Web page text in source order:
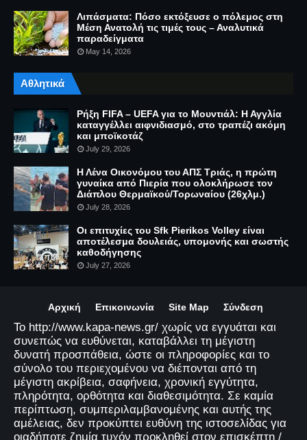
Λιπάσματα: Πόσο εκτόξευσε ο πόλεμος στη
Μέση Ανατολή τις τιμές τους – Αναλυτικά
παραδείγματα
May 14, 2026
Αθλητικά
Ρήξη FIFA – UEFA για το Μουντιάλ: Η Αγγλία
καταγγέλλει αιφνιδιασμό, στο τραπέζι ακόμη
και μποϊκοτάζ
July 29, 2026
Η Λένα Οικονόμου του ΑΠΣ Τριάς, η πρώτη
γυναίκα από Πιερία που ολοκλήρωσε τον
Διάπλου Θερμαϊκού/Τορωναίου (26χλμ.)
July 28, 2026
Οι επιτυχίες του Sfk Pierikos Volley είναι
αποτέλεσμα δουλειάς, υπομονής και σωστής
καθοδήγησης
July 27, 2026
Αρχική Επικοινωνία Site Map Σύνδεση
Το http://www.kapa-news.gr/ χωρίς να εγγυάται και
συνεπώς να ευθύνεται, καταβάλλει τη μέγιστη
δυνατή προσπάθεια, ώστε οι πληροφορίες και το
σύνολο του περιεχομένου να διέπονται από τη
μέγιστη ακρίβεια, σαφήνεια, χρονική εγγύτητα,
πληρότητα, ορθότητα και διαθεσιμότητα. Σε καμία
περίπτωση, συμπεριλαμβανομένης και αυτής της
αμέλειας, δεν προκύπτει ευθύνη της ιστοσελίδας για
οιαδήποτε ζημία τυχόν προκληθεί στον επισκέπτη /